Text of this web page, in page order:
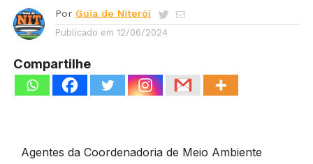
Por Guia de Niterói
Publicado em 12/06/2024
Compartilhe
Agentes da Coordenadoria de Meio Ambiente